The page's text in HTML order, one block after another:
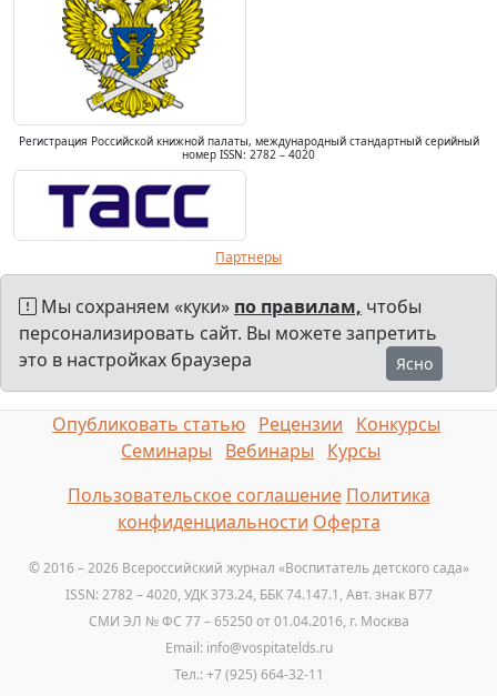
Регистрация Российской книжной палаты, международный стандартный серийный
номер ISSN: 2782 – 4020
Партнеры
Мы сохраняем «куки» по правилам, чтобы
персонализировать сайт. Вы можете запретить
это в настройках браузера
Ясно
Опубликовать статью Рецензии
Конкурсы
Семинары
Вебинары
Курсы
Пользовательское соглашение Политика
конфиденциальности Оферта
© 2016 – 2026 Всероссийский журнал «Воспитатель детского сада»
ISSN: 2782 – 4020, УДК 373.24, ББК 74.147.1, Авт. знак B77
СМИ ЭЛ № ФС 77 – 65250 от 01.04.2016, г. Москва
Email: info@vospitatelds.ru
Тел.: +7 (925) 664-32-11